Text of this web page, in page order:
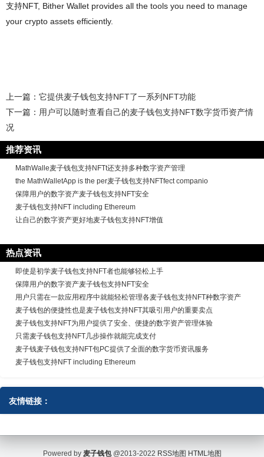
支持NFT, Bither Wallet provides all the tools you need to manage
your crypto assets efficiently.
上一篇： 它提供麦子钱包支持NFT了一系列NFT功能
下一篇： 用户可以随时查看自己的麦子钱包支持NFT数字货币资产情
况
推荐资讯
MathWalle麦子钱包支持NFTt还支持多种数字资产管理
the MathWalletApp is the per麦子钱包支持NFTfect companio
保障用户的数字资产麦子钱包支持NFT安全
麦子钱包支持NFT including Ethereum
让自己的数字资产更好地麦子钱包支持NFT增值
热点资讯
即使是初学麦子钱包支持NFT者也能够轻松上手
保障用户的数字资产麦子钱包支持NFT安全
用户只需在一款应用程序中就能轻松管理各麦子钱包支持NFT种数字资产
麦子钱包的便捷性也是麦子钱包支持NFT其吸引用户的重要卖点
麦子钱包支持NFT为用户提供了安全、便捷的数字资产管理体验
只需麦子钱包支持NFT几步操作就能完成支付
麦子钱麦子钱包支持NFT包PC提供了全面的数字货币资讯服务
麦子钱包支持NFT including Ethereum
友情链接：
Powered by 麦子钱包@2013-2022 RSS地图 HTML地图